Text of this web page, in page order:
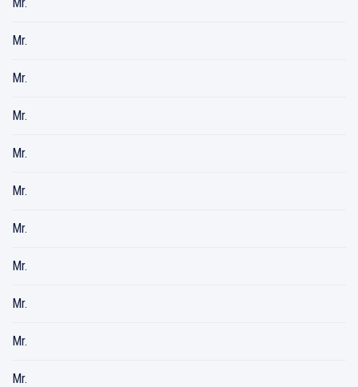
Mr.
Mr.
Mr.
Mr.
Mr.
Mr.
Mr.
Mr.
Mr.
Mr.